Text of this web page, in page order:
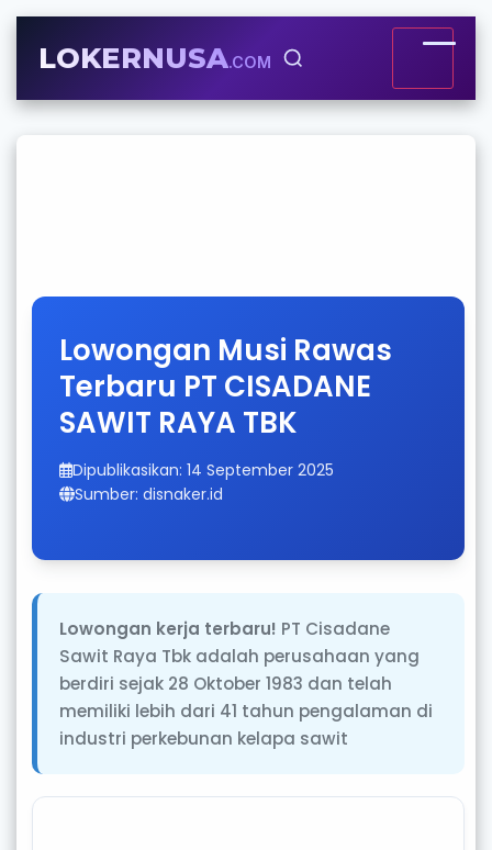
LOKERNUSA.COM
Lowongan Musi Rawas
Terbaru PT CISADANE
SAWIT RAYA TBK
Dipublikasikan: 14 September 2025
Sumber: disnaker.id
Lowongan kerja terbaru! PT Cisadane
Sawit Raya Tbk adalah perusahaan yang
berdiri sejak 28 Oktober 1983 dan telah
memiliki lebih dari 41 tahun pengalaman di
industri perkebunan kelapa sawit